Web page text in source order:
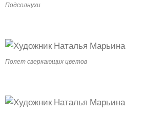
Подсолнухи
Полет сверкающих цветов